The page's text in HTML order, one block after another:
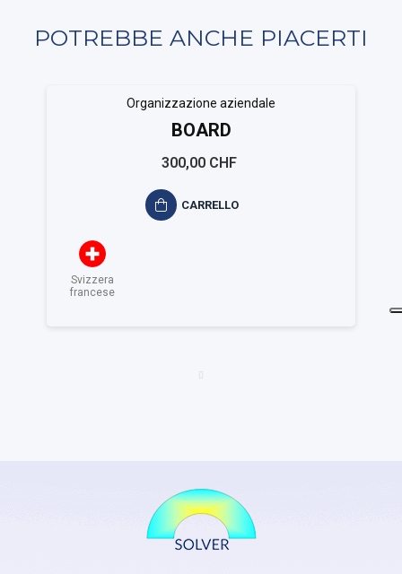
POTREBBE ANCHE PIACERTI
Organizzazione aziendale
BOARD
300,00 CHF
CARRELLO
Svizzera
francese